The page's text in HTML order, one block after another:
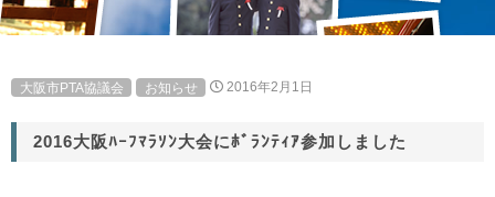
大阪市PTA協議会 お知らせ 2016年2月1日
2016大阪ﾊｰﾌﾏﾗｿﾝ大会にﾎﾞﾗﾝﾃｨｱ参加しました